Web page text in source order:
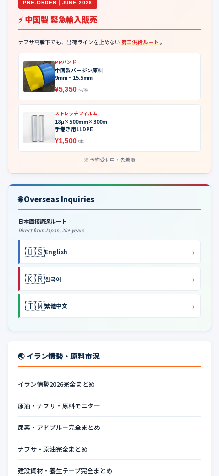
PRE-ORDER｜JUNE 2026
⚡ 中国製 緊急輸入販売
ナフサ高騰下でも、出荷ラインを止めない第二供給ルート。
PPバンド
中国製バージン原料
9mm・15.5mm
¥5,350 〜/巻
ストレッチフィルム
18μ×500mm×300m
手巻き用LLDPE
¥1,500 /本
予約受付中・先着順
🌐 Overseas Inquiries
日本直接調達ルート
Direct from Japan, 20+ years
🇺🇸English ›
🇰🇷한국어 ›
🇹🇼繁體中文 ›
🌏 イラン情勢・原料市況
イラン情勢2026完全まとめ
原油・ナフサ・原料モニター
尿素・アドブルー完全まとめ
ナフサ・原油完全まとめ
建設資材・養生テープ完全まとめ